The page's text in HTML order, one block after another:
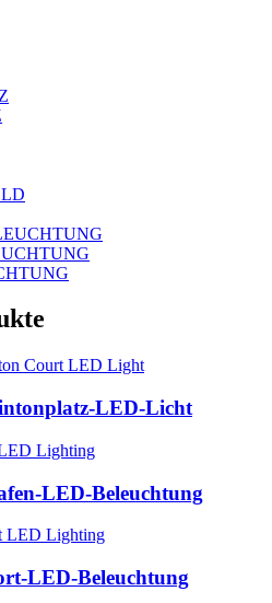
LED-Licht
LED-Beleuchtung
LED-Beleuchtung